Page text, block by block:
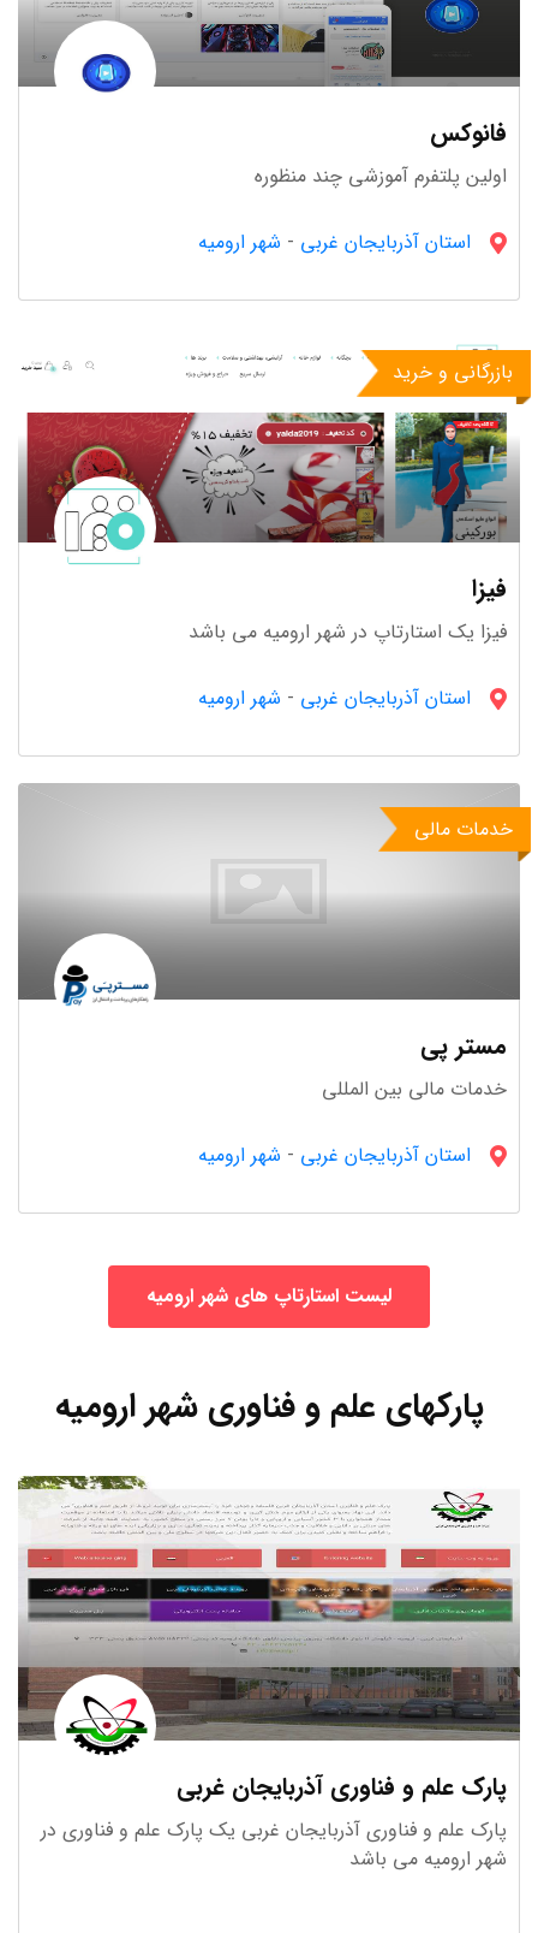
فانوکس
اولین پلتفرم آموزشی چند منظوره
استان آذربایجان غربى - شهر ارومیه
بازرگانی و خرید
فیزا
فیزا یک استارتاپ در شهر ارومیه می باشد
استان آذربایجان غربى - شهر ارومیه
خدمات مالی
مستر پی
خدمات مالی بین المللی
استان آذربایجان غربى - شهر ارومیه
لیست استارتاپ های شهر ارومیه
پارکهای علم و فناوری شهر ارومیه
پارک علم و فناوری آذربایجان غربی
پارک علم و فناوری آذربایجان غربی یک پارک علم و فناوری در
شهر ارومیه می باشد